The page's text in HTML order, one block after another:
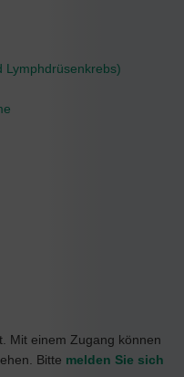
Lymphdrüsenkrebs)
Mit einem Zugang können
Bitte melden Sie sich